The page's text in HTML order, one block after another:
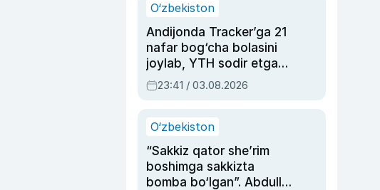
O‘zbekiston
Andijonda Tracker’ga 21
nafar bog‘cha bolasini
joylab, YTH sodir etgan
ayolga sud hukmi o‘qildi
23:41 / 03.08.2026
O‘zbekiston
“Sakkiz qator she’rim
boshimga sakkizta
bomba bo‘lgan”. Abdulla